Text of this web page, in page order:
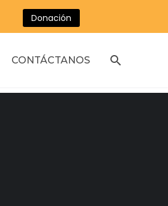
Donación
CONTÁCTANOS